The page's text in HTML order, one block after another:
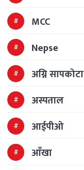
MCC
Nepse
अग्नि सापकोटा
अस्पताल
आईपीओ
आँखा